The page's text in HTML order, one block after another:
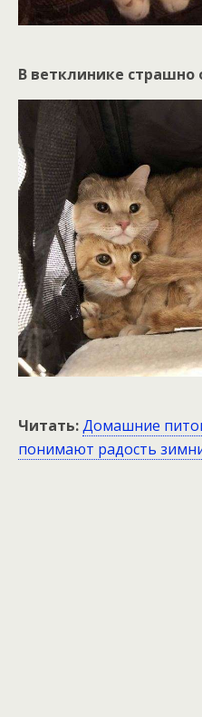
В ветклинике страшно
Читать:Домашние
понимают радость